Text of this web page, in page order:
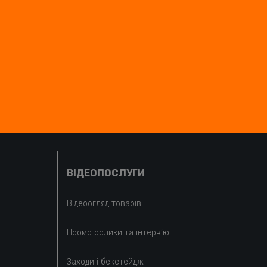
ВІДЕОПОСЛУГИ
Відеоогляд товарів
Промо ролики та інтерв’ю
Заходи і бекстейдж